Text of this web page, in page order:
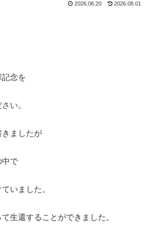
2026.06.20 2026.08.01
記念を
い。
ましたが
中で
いました。
生還することができました。